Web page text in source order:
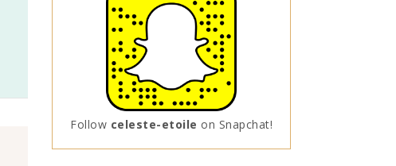
Follow celeste-etoile on Snapchat!